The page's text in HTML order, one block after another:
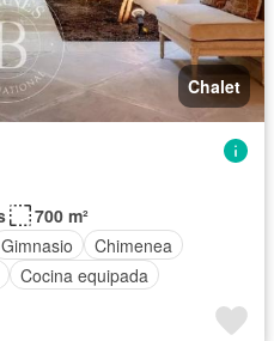
Chalet
700 m²
Gimnasio
Chimenea
Cocina equipada